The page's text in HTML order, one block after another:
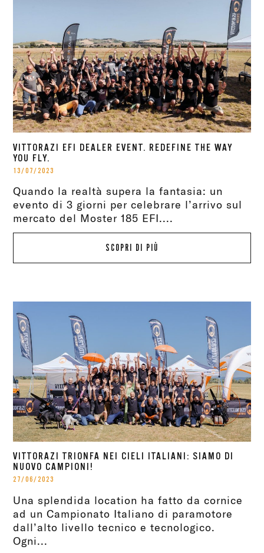
VITTORAZI EFI DEALER EVENT. REDEFINE THE WAY
YOU FLY.
13/07/2023
Quando la realtà supera la fantasia: un
evento di 3 giorni per celebrare l’arrivo sul
mercato del Moster 185 EFI....
SCOPRI DI PIÙ
VITTORAZI TRIONFA NEI CIELI ITALIANI: SIAMO DI
NUOVO CAMPIONI!
27/06/2023
Una splendida location ha fatto da cornice
ad un Campionato Italiano di paramotore
dall’alto livello tecnico e tecnologico.
Ogni...